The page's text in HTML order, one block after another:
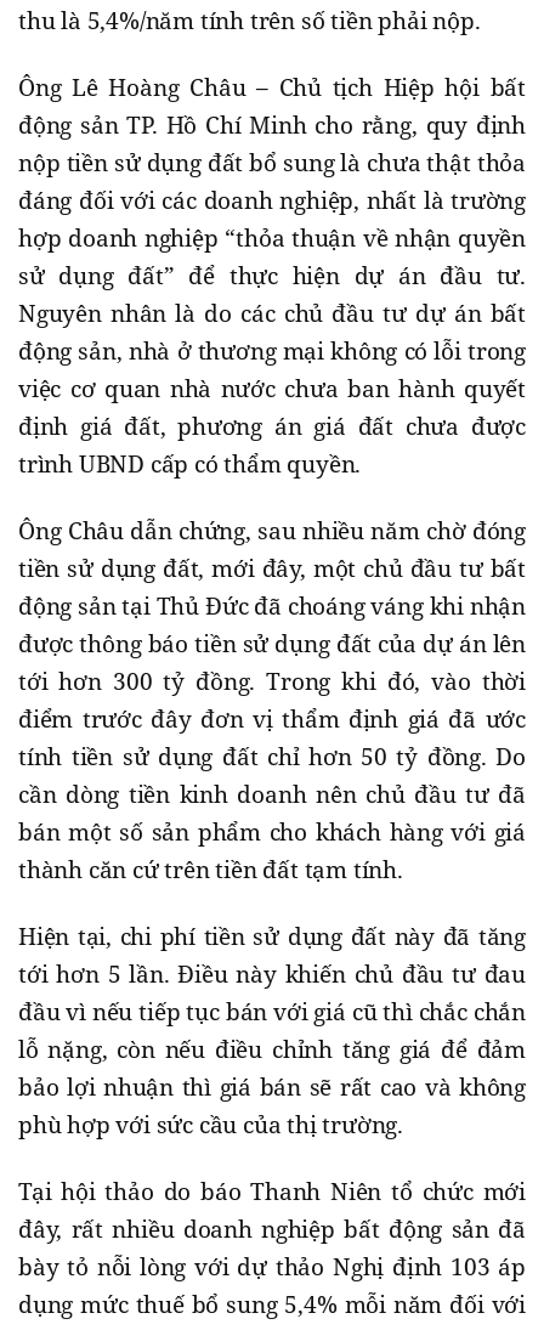
thu là 5,4%/năm tính trên số tiền phải nộp.
Ông Lê Hoàng Châu – Chủ tịch Hiệp hội bất
động sản TP. Hồ Chí Minh cho rằng, quy định
nộp tiền sử dụng đất bổ sung là chưa thật thỏa
đáng đối với các doanh nghiệp, nhất là trường
hợp doanh nghiệp “thỏa thuận về nhận quyền
sử dụng đất” để thực hiện dự án đầu tư.
Nguyên nhân là do các chủ đầu tư dự án bất
động sản, nhà ở thương mại không có lỗi trong
việc cơ quan nhà nước chưa ban hành quyết
định giá đất, phương án giá đất chưa được
trình UBND cấp có thẩm quyền.
Ông Châu dẫn chứng, sau nhiều năm chờ đóng
tiền sử dụng đất, mới đây, một chủ đầu tư bất
động sản tại Thủ Đức đã choáng váng khi nhận
được thông báo tiền sử dụng đất của dự án lên
tới hơn 300 tỷ đồng. Trong khi đó, vào thời
điểm trước đây đơn vị thẩm định giá đã ước
tính tiền sử dụng đất chỉ hơn 50 tỷ đồng. Do
cần dòng tiền kinh doanh nên chủ đầu tư đã
bán một số sản phẩm cho khách hàng với giá
thành căn cứ trên tiền đất tạm tính.
Hiện tại, chi phí tiền sử dụng đất này đã tăng
tới hơn 5 lần. Điều này khiến chủ đầu tư đau
đầu vì nếu tiếp tục bán với giá cũ thì chắc chắn
lỗ nặng, còn nếu điều chỉnh tăng giá để đảm
bảo lợi nhuận thì giá bán sẽ rất cao và không
phù hợp với sức cầu của thị trường.
Tại hội thảo do báo Thanh Niên tổ chức mới
đây, rất nhiều doanh nghiệp bất động sản đã
bày tỏ nỗi lòng với dự thảo Nghị định 103 áp
dụng mức thuế bổ sung 5,4% mỗi năm đối với